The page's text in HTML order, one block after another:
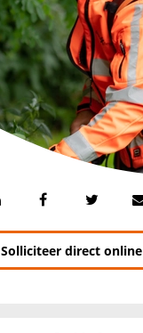
Solliciteer direct online